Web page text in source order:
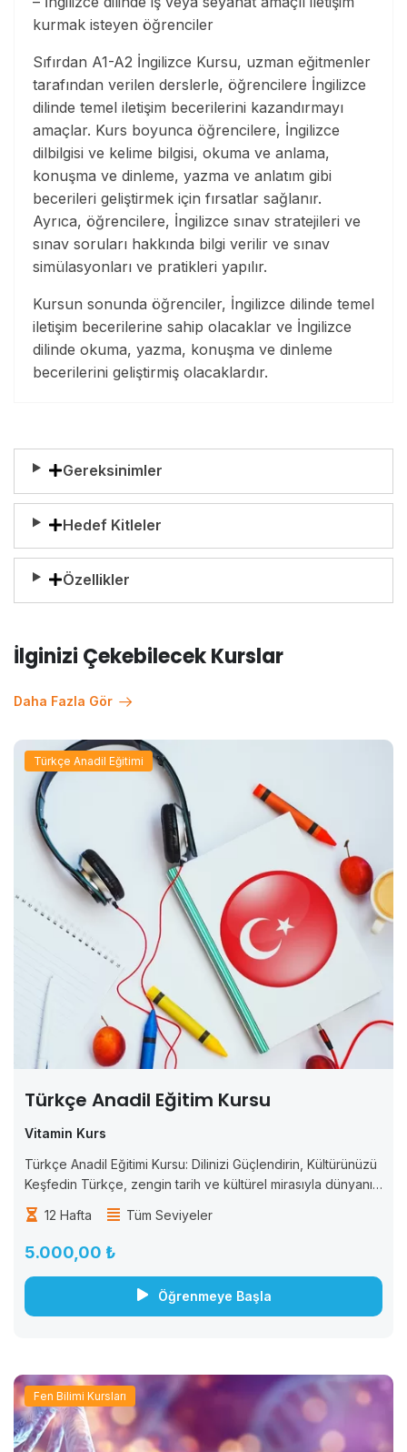
kurmak isteyen öğrenciler
Sıfırdan A1-A2 İngilizce Kursu, uzman eğitmenler
tarafından verilen derslerle, öğrencilere İngilizce
dilinde temel iletişim becerilerini kazandırmayı
amaçlar. Kurs boyunca öğrencilere, İngilizce
dilbilgisi ve kelime bilgisi, okuma ve anlama,
konuşma ve dinleme, yazma ve anlatım gibi
becerileri geliştirmek için fırsatlar sağlanır.
Ayrıca, öğrencilere, İngilizce sınav stratejileri ve
sınav soruları hakkında bilgi verilir ve sınav
simülasyonları ve pratikleri yapılır.
Kursun sonunda öğrenciler, İngilizce dilinde temel
iletişim becerilerine sahip olacaklar ve İngilizce
dilinde okuma, yazma, konuşma ve dinleme
becerilerini geliştirmiş olacaklardır.
Gereksinimler
Hedef Kitleler
Özellikler
İlginizi Çekebilecek Kurslar
Daha Fazla Gör
Türkçe Anadil Eğitimi
Türkçe Anadil Eğitim Kursu
Vitamin Kurs
Türkçe Anadil Eğitimi Kursu: Dilinizi Güçlendirin, Kültürünüzü
Keşfedin Türkçe, zengin tarih ve kültürel mirasıyla dünyanın
dikkat çeken dillerinden biridir. “Türkçe Anadil Eğitimi
Kursu” ile dilinizi güçlendirin. İletişim becerilerinizi geliştirin
ve...
12 Hafta Tüm Seviyeler
5.000,00 ₺
Öğrenmeye Başla
Fen Bilimi Kursları